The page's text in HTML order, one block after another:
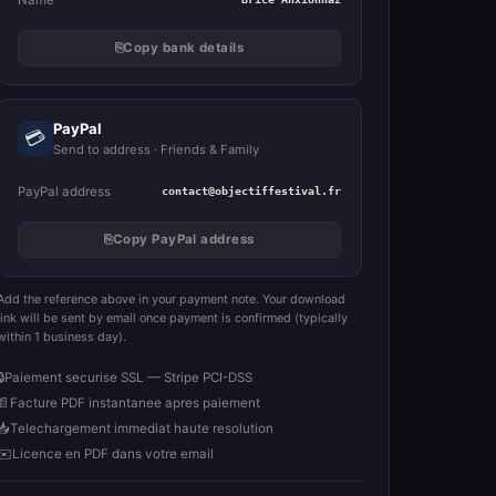
⎘Copy bank details
💳 PayPal
Send to address · Friends & Family
PayPal address contact@objectiffestival.fr
⎘Copy PayPal address
the reference above in your payment note. Your download
will be sent by email once payment is confirmed (typically
1 business day).
Paiement securise SSL — Stripe PCI-DSS
📄 Facture PDF instantanee apres paiement
Telechargement immediat haute resolution
Licence en PDF dans votre email